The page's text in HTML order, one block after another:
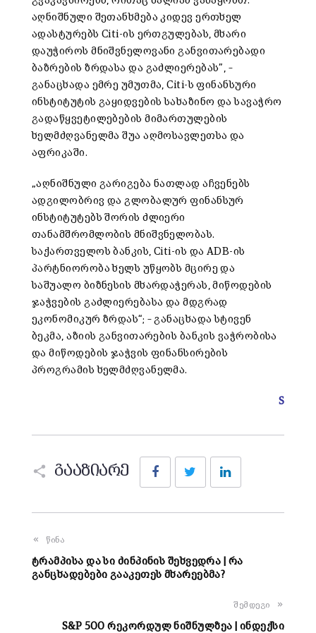
აღნიშნული შეთანხმება კიდევ ერთხელ
ადასტურებს Citi-ის ერთგულებას, მხარი
დაუჭიროს მნიშვნელოვანი განვითარებადი
ბაზრების ზრდასა და გაძლიერებას”, –
განაცხადა ემრე უმუთმა, Citi-ს ფინანსური
ინსტიტუტის გაყიდვების სახაზინო და სავაჭრო
გადაწყვეტილებების მიმართულების
ხელმძღვანელმა შუა აღმოსავლეთსა და
აფრიკაში.
„აღნიშნული გარიგება ნათლად აჩვენებს
ადგილობრივ და გლობალურ ფინანსურ
ინსტიტუტებს შორის ძლიერი
თანამშრომლობის მნიშვნელობას.
საქართველოს ბანკის, Citi-ის და ADB-ის
პარტნიორობა ხელს უწყობს მცირე და
საშუალო ბიზნესის მხარდაჭერას, მიწოდების
ჯაჭვების გაძლიერებასა და მდგრად
ეკონომიკურ ზრდას“; – განაცხადა სტივენ
ბეკმა, აზიის განვითარების ბანკის ვაჭრობისა
და მიწოდების ჯაჭვის ფინანსირების
პროგრამის ხელმძღვანელმა.
S
გააზიარე
FacebookTwitter
წინა
ტრამპისა და სი ძინპინის შეხვედრა | რა
განცხადებები გააკეთეს მხარეებმა?
შემდეგი
S&P 500 რეკორდულ ნიშნულზეა | ინდექსი